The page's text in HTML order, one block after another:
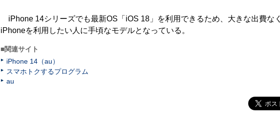
iPhone 14シリーズでも最新OS「iOS 18」を利用できるため、大きな出費なく
iPhoneを利用したい人に手頃なモデルとなっている。
■関連サイト
iPhone 14（au）
スマホトクするプログラム
au